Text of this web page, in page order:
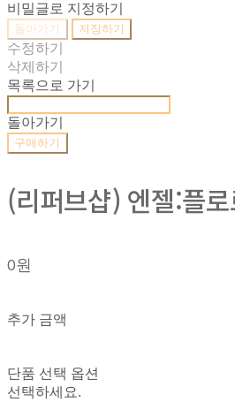
비밀글로 지정하기
돌아가기 저장하기
수정하기
삭제하기
목록으로 가기
돌아가기
구매하기
(리퍼브샵) 엔젤:플
0원
추가 금액
단품 선택 옵션
선택하세요.